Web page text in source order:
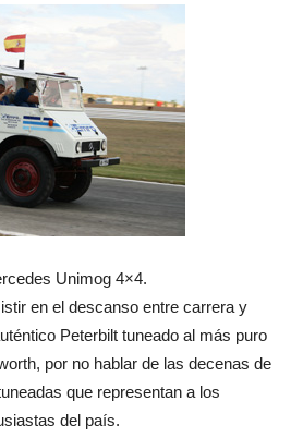
Unimog 4×4.
en el descanso entre carrera y
Peterbilt tuneado al más puro
por no hablar de las decenas de
que representan a los
del país.